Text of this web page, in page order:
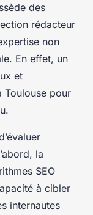
des
rédacteur
non
En effet, un
et
Toulouse pour
la
SEO
à cibler
internautes